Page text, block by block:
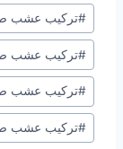
#تركيب عشب صناعي
#تركيب عشب صناعي
#تركيب عشب صناعي
#تركيب عشب صناعي